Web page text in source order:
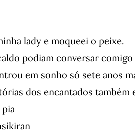
lady e moqueei o peixe.
podiam conversar comigo
em sonho só sete anos
dos encantados também